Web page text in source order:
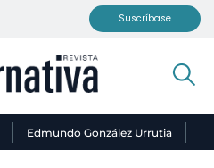
Suscríbase
Edmundo González Urrutia